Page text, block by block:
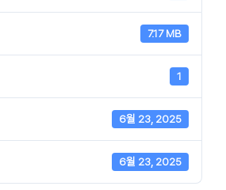
7.17 MB
1
6월 23, 2025
6월 23, 2025